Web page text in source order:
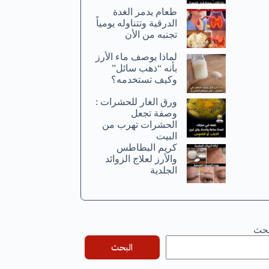
طعام يدمر الغدة
الدرقية وتتناوله يومياً
تجنبه من الأن
لماذا يوصف ماء الأرز
بأنه “ذهب سائل”
وكيف تستخدمه؟
ورق الغار للحشرات :
وصفة تجعل
الحشرات تهرب من
البيت
كريم البطاطس
والأرز لعلاج الزوائد
الجلدية
البحث